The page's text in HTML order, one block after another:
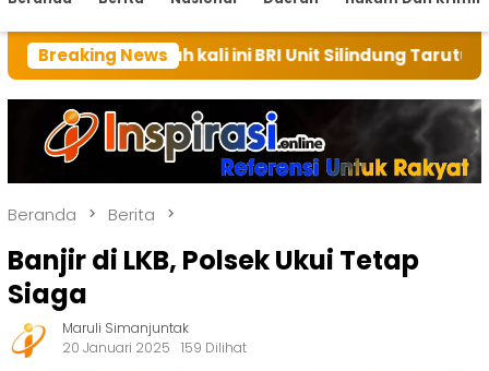
Breaking News
kali ini BRI Unit Silindung Tarutung Ingatkan
Beranda Berita
Banjir di LKB, Polsek Ukui Tetap
Siaga
Maruli Simanjuntak
20 Januari 2025
159 Dilihat